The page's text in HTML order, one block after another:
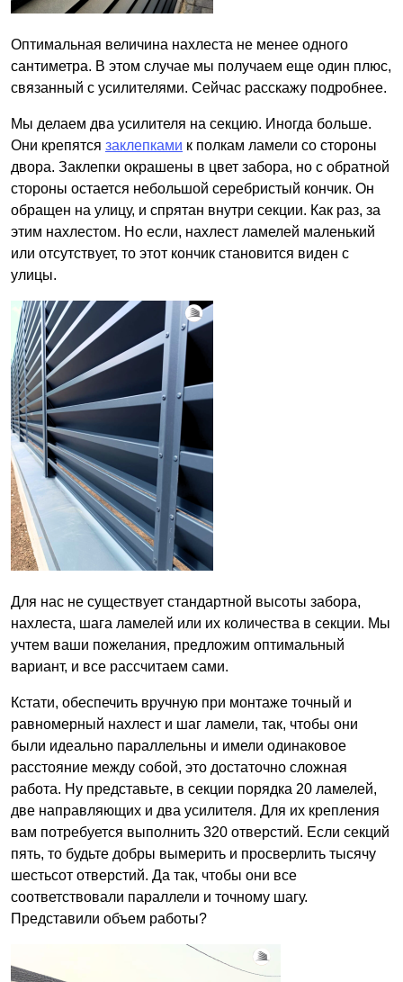
Оптимальная величина нахлеста не менее одного
сантиметра. В этом случае мы получаем еще один плюс,
связанный с усилителями. Сейчас расскажу подробнее.
Мы делаем два усилителя на секцию. Иногда больше.
Они крепятся заклепками к полкам ламели со стороны
двора. Заклепки окрашены в цвет забора, но с обратной
стороны остается небольшой серебристый кончик. Он
обращен на улицу, и спрятан внутри секции. Как раз, за
этим нахлестом. Но если, нахлест ламелей маленький
или отсутствует, то этот кончик становится виден с
улицы.
Для нас не существует стандартной высоты забора,
нахлеста, шага ламелей или их количества в секции. Мы
учтем ваши пожелания, предложим оптимальный
вариант, и все рассчитаем сами.
Кстати, обеспечить вручную при монтаже точный и
равномерный нахлест и шаг ламели, так, чтобы они
были идеально параллельны и имели одинаковое
расстояние между собой, это достаточно сложная
работа. Ну представьте, в секции порядка 20 ламелей,
две направляющих и два усилителя. Для их крепления
вам потребуется выполнить 320 отверстий. Если секций
пять, то будьте добры вымерить и просверлить тысячу
шестьсот отверстий. Да так, чтобы они все
соответствовали параллели и точному шагу.
Представили объем работы?